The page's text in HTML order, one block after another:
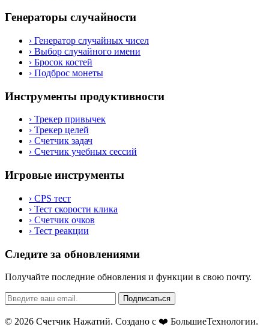
Генераторы случайности
› Генератор случайных чисел
› Выбор случайного имени
› Бросок костей
› Подброс монеты
Инструменты продуктивности
› Трекер привычек
› Трекер целей
› Счетчик задач
› Счетчик учебных сессий
Игровые инструменты
› CPS тест
› Тест скорости клика
› Счетчик очков
› Тест реакции
Следите за обновлениями
Получайте последние обновления и функции в свою почту.
Подписаться
© 2026 Счетчик Нажатий. Создано с ❤️ БольшиеТехнологии.